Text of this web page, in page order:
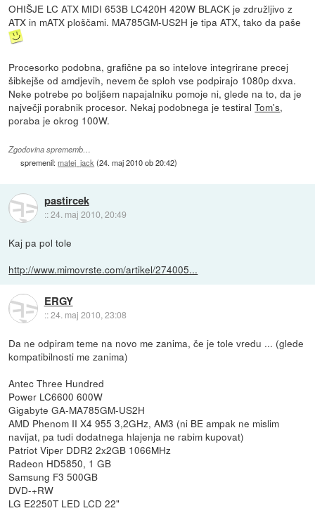
OHIŠJE LC ATX MIDI 653B LC420H 420W BLACK je združljivo z
ATX in mATX ploščami. MA785GM-US2H je tipa ATX, tako da paše
Procesorko podobna, grafične pa so intelove integrirane precej
šibkejše od amdjevih, nevem če sploh vse podpirajo 1080p dxva.
Neke potrebe po boljšem napajalniku pomoje ni, glede na to, da je
največji porabnik procesor. Nekaj podobnega je testiralTom's,
poraba je okrog 100W.
Zgodovina sprememb…
spremenil:matej_jack (24. maj 2010 ob 20:42)
pastircek
::24. maj 2010, 20:49
Kaj pa pol tole
http://www.mimovrste.com/artikel/274005...
ERGY
::24. maj 2010, 23:08
Da ne odpiram teme na novo me zanima, če je tole vredu ... (glede
kompatibilnosti me zanima)
Antec Three Hundred
Power LC6600 600W
Gigabyte GA-MA785GM-US2H
AMD Phenom II X4 955 3,2GHz, AM3 (ni BE ampak ne mislim
navijat, pa tudi dodatnega hlajenja ne rabim kupovat)
Patriot Viper DDR2 2x2GB 1066MHz
Radeon HD5850, 1 GB
Samsung F3 500GB
DVD-+RW
LG E2250T LED LCD 22"